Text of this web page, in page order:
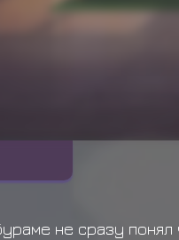
не сразу